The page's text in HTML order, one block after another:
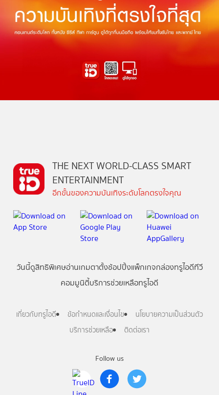
Follow us
THE NEXT WORLD-CLASS SMART
ENTERTAINMENT
อีกขั้นของความบันเทิงระดับโลกตรงใจคุณ
วันนี้ดูสิทธิพิเศษอ่านเกมตาตั้งช้อปปิ้งแพ็กเกจกล่องทรูไอดีทีวี
คอมมูนิตี้บริการช่วยเหลือทรูไอดี
เกี่ยวกับทรูไอดี ข้อกำหนดและเงื่อนไข
นโยบายความเป็นส่วนตัว
บริการช่วยเหลือ
ติดต่อเรา